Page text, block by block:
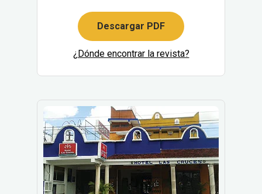
Descargar PDF
¿Dónde encontrar la revista?